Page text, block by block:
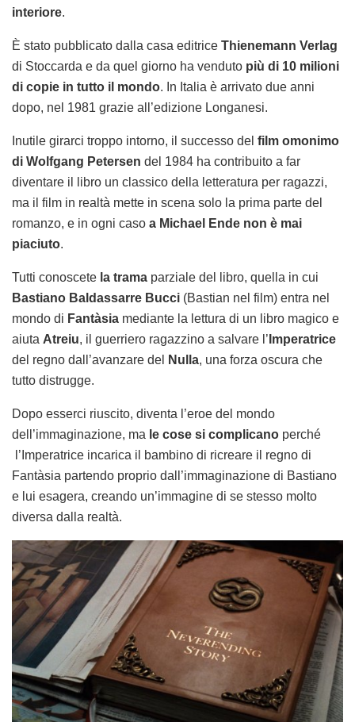
interiore.
È stato pubblicato dalla casa editrice Thienemann Verlag
di Stoccarda e da quel giorno ha venduto più di 10 milioni
di copie in tutto il mondo. In Italia è arrivato due anni
dopo, nel 1981 grazie all’edizione Longanesi.
Inutile girarci troppo intorno, il successo del film omonimo
di Wolfgang Petersen del 1984 ha contribuito a far
diventare il libro un classico della letteratura per ragazzi,
ma il film in realtà mette in scena solo la prima parte del
romanzo, e in ogni caso a Michael Ende non è mai
piaciuto.
Tutti conoscete la trama parziale del libro, quella in cui
Bastiano Baldassarre Bucci (Bastian nel film) entra nel
mondo di Fantàsia mediante la lettura di un libro magico e
aiuta Atreiu, il guerriero ragazzino a salvare l’ Imperatrice
del regno dall’avanzare del
Nulla, una forza oscura che
tutto distrugge.
Dopo esserci riuscito, diventa l’eroe del mondo
dell’immaginazione, ma le cose si complicano perché
l’Imperatrice incarica il bambino di ricreare il regno di
Fantàsia partendo proprio dall’immaginazione di Bastiano
e lui esagera, creando un’immagine di se stesso molto
diversa dalla realtà.